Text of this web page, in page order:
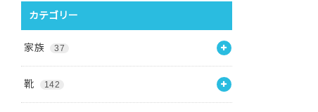
カテゴリー
家族 37
靴 142